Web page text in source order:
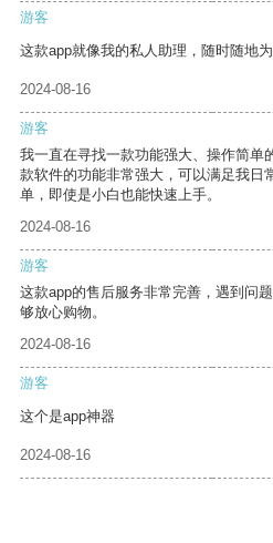
游客
这款app就像我的私人助理，随时随地
2024-08-16
游客
我一直在寻找一款功能强大、操作简单
款软件的功能非常强大，可以满足我日
单，即使是小白也能快速上手。
2024-08-16
游客
这款app的售后服务非常完善，遇到问
够放心购物。
2024-08-16
游客
这个是app神器
2024-08-16